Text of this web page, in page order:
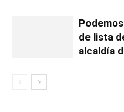
de lista
alcaldía